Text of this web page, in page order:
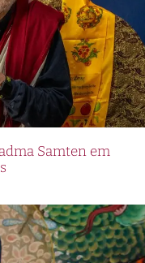
Samten em